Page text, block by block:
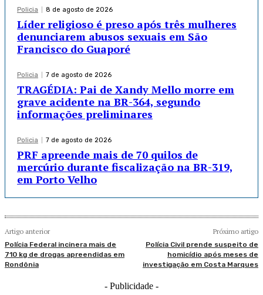
Policia 8 de agosto de 2026
Líder religioso é preso após três mulheres
denunciarem abusos sexuais em São
Francisco do Guaporé
Policia 7 de agosto de 2026
TRAGÉDIA: Pai de Xandy Mello morre em
grave acidente na BR-364, segundo
informações preliminares
Policia 7 de agosto de 2026
PRF apreende mais de 70 quilos de
mercúrio durante fiscalização na BR-319,
em Porto Velho
Artigo anterior
Polícia Federal incinera mais de
710 kg de drogas apreendidas em
Rondônia
Próximo artigo
Polícia Civil prende suspeito de
homicídio após meses de
investigação em Costa Marques
- Publicidade -